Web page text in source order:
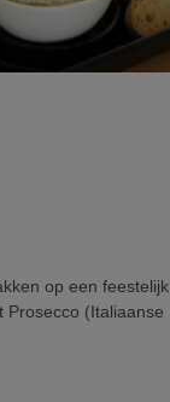
op een feestelijk
Prosecco (Italiaanse